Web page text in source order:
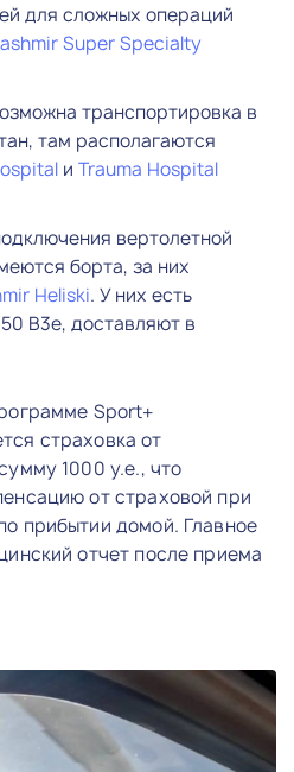
для сложных операций
Super Specialty
транспортировка в
там располагаются
и Trauma Hospital
вертолетной
борта, за них
Heliski. У них есть
B3e, доставляют в
Sport+
страховка от
1000 у.е., что
от страховой при
прибытии домой. Главное
отчет после приема